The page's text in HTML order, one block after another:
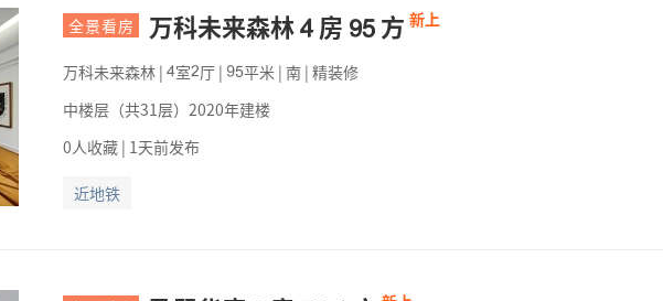
全景看房 万科未来森林 房  方 新上
万科未来森林 | 室厅 | 平米 | 南 | 精装修
中楼层（共31层）2020年建楼
0人收藏 | 1天前发布
近地铁